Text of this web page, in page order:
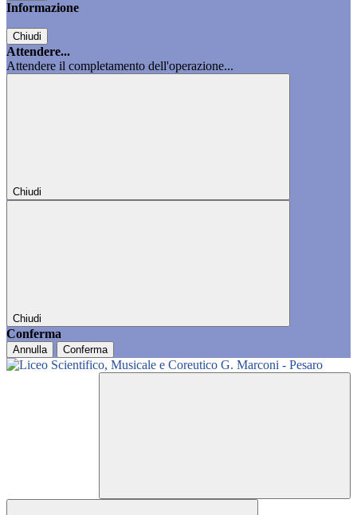
Informazione
Chiudi
Attendere...
Attendere il completamento dell'operazione...
Chiudi
Chiudi
Conferma
Annulla Conferma